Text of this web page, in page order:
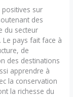
sur
des
du secteur
pays fait face à
de
des destinations
apprendre à
la conservation
la richesse du